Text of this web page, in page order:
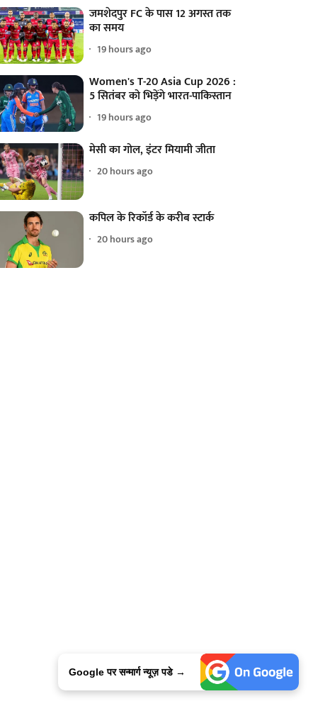
जमशेदपुर FC के पास 12 अगस्त तक
का समय
19 hours ago
Women's T-20 Asia Cup 2026 :
5 सितंबर को भिड़ेंगे भारत-पाकिस्तान
19 hours ago
मेसी का गोल, इंटर मियामी जीता
20 hours ago
कपिल के रिकॉर्ड के करीब स्टार्क
20 hours ago
Google पर सन्मार्ग न्यूज़ पडे →